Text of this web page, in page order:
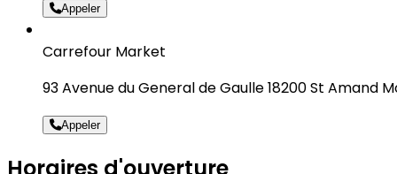
Appeler
Carrefour Market
93 Avenue du General de Gaulle 18200 St Amand
Appeler
Horaires d'ouverture